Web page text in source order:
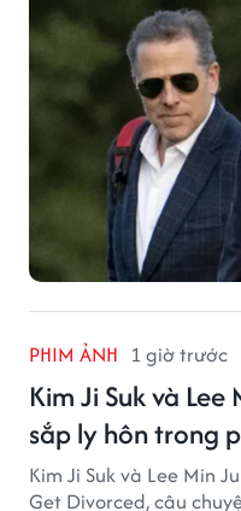
PHIM ẢNH 1 giờ trước
Kim Ji Suk và
sắp ly hôn trong
Kim Ji Suk và Lee Min
Get Divorced, câu